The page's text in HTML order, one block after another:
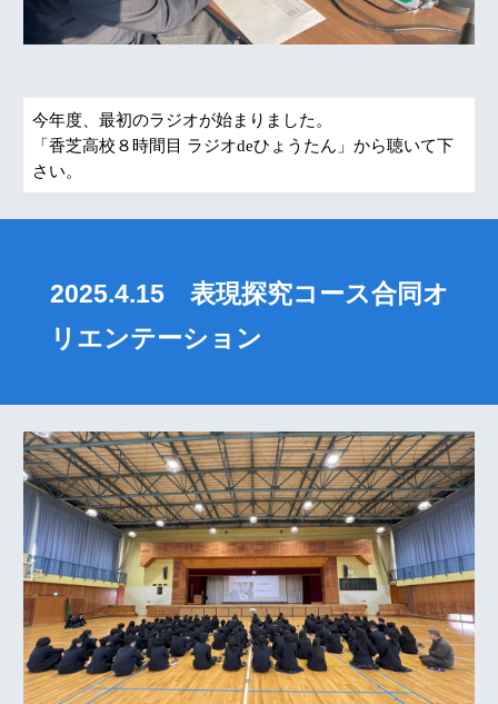
今年度、最初のラジオが始まりました。
「香芝高校８時間目 ラジオdeひょうたん」から聴いて下
さい。
2025.4.15 表現探究コース合同オ
リエンテーション